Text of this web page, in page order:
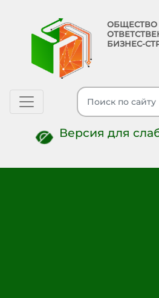
ОБЩЕСТВО
БИЗНЕС-
Toggle navigation
Версия для